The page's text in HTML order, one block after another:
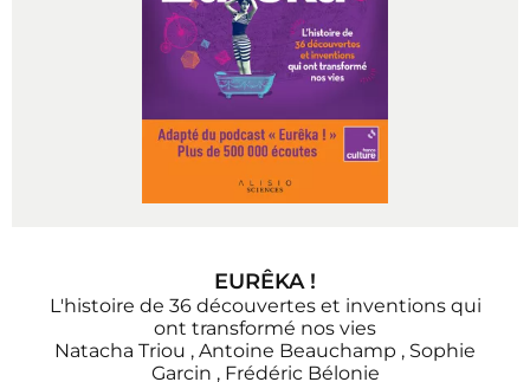
EURÊKA !
L'histoire de 36 découvertes et inventions qui
ont transformé nos vies
Natacha Triou , Antoine Beauchamp , Sophie
Garcin , Frédéric Bélonie